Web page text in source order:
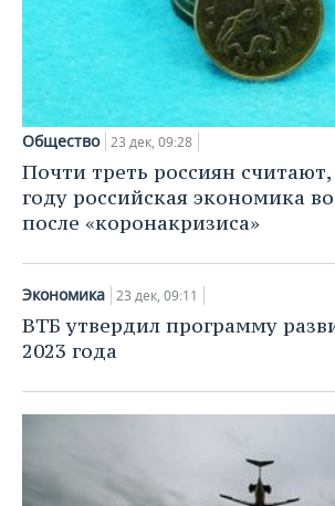
Общество 23 дек, 09:28
Почти треть россиян считают,
году российская экономика
после «коронакризиса»
Экономика 23 дек, 09:11
ВТБ утвердил программу
2023 года